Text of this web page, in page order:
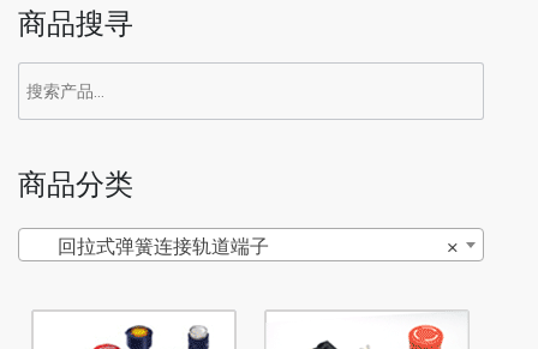
商品搜寻
商品分类
×
回拉式弹簧连接轨道端子